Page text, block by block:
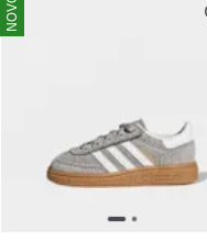
NOVO